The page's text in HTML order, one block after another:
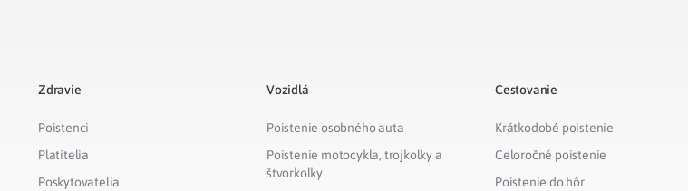
Zdravie
Poistenci
Platitelia
Poskytovatelia
Vozidlá
Poistenie osobného auta
Poistenie motocykla, trojkolky a
štvorkolky
Cestovanie
Krátkodobé poistenie
Celoročné poistenie
Poistenie do hôr